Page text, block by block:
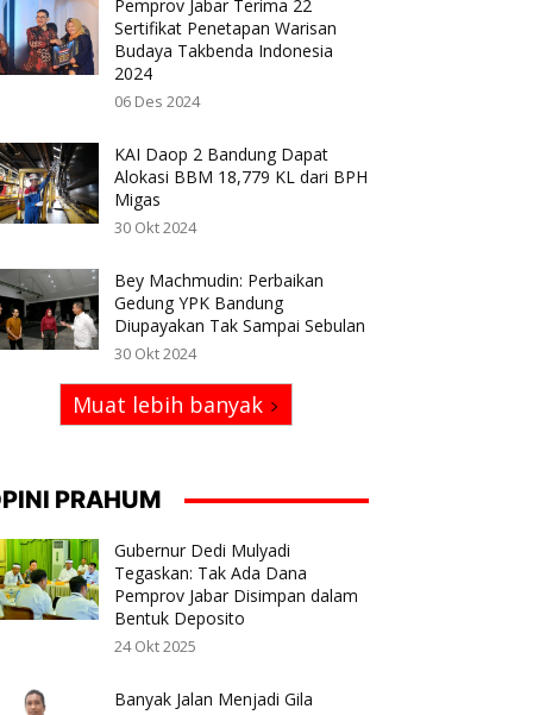
Pemprov Jabar Terima 22
Sertifikat Penetapan Warisan
Budaya Takbenda Indonesia
2024
06 Des 2024
KAI Daop 2 Bandung Dapat
Alokasi BBM 18,779 KL dari BPH
Migas
30 Okt 2024
Bey Machmudin: Perbaikan
Gedung YPK Bandung
Diupayakan Tak Sampai Sebulan
30 Okt 2024
Muat lebih banyak
PRAHUM
Gubernur Dedi Mulyadi
Tegaskan: Tak Ada Dana
Pemprov Jabar Disimpan dalam
Bentuk Deposito
24 Okt 2025
Banyak Jalan Menjadi Gila